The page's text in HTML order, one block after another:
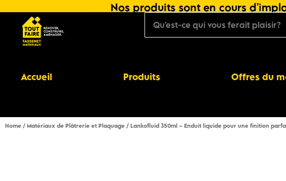
Nos produits sont en cours
Accueil Produits Offres du
Home / Matériaux de Plâtrerie et Plaquage / Lankofluid 350ml – Enduit liquide pour une finition